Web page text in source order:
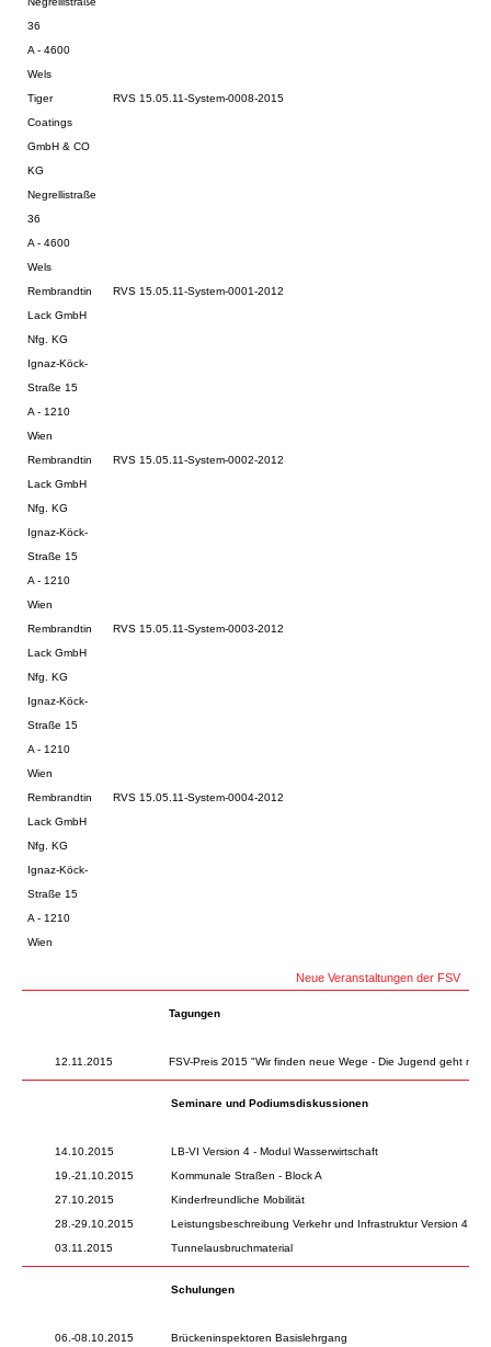
36
A - 4600
Wels
Tiger
Coatings
GmbH & CO
KG
Negrellistraße
36
A - 4600
Wels
RVS 15.05.11-System-0008-2015
Rembrandtin
Lack GmbH
Nfg. KG
Ignaz-Köck-
Straße 15
A - 1210
Wien
RVS 15.05.11-System-0001-2012
Rembrandtin
Lack GmbH
Nfg. KG
Ignaz-Köck-
Straße 15
A - 1210
Wien
RVS 15.05.11-System-0002-2012
Rembrandtin
Lack GmbH
Nfg. KG
Ignaz-Köck-
Straße 15
A - 1210
Wien
RVS 15.05.11-System-0003-2012
Rembrandtin
Lack GmbH
Nfg. KG
Ignaz-Köck-
Straße 15
A - 1210
Wien
RVS 15.05.11-System-0004-2012
Neue Veranstaltungen der FSV
Tagungen
12.11.2015 FSV-Preis 2015 "Wir finden neue Wege - Die Jugend geht mit"
Seminare und Podiumsdiskussionen
14.10.2015
LB-VI Version 4 - Modul Wasserwirtschaft
19.-21.10.2015
Kommunale Straßen - Block A
27.10.2015
Kinderfreundliche Mobilität
28.-29.10.2015
Leistungsbeschreibung Verkehr und Infrastruktur Version 4, in
03.11.2015
Tunnelausbruchmaterial
Schulungen
06.-08.10.2015
Brückeninspektoren Basislehrgang